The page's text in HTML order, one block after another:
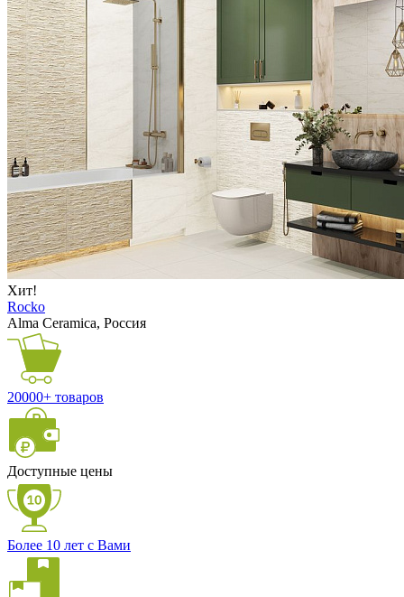
Хит!
Rocko
Alma Ceramica, Россия
20000+ товаров
Доступные цены
Более 10 лет с Вами